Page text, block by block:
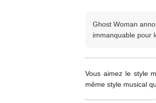
Ghost Woman
immanquable pour
Vous aimez le style
même style musical